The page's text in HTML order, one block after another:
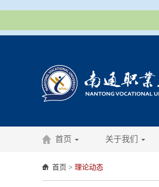
首页 关于我们
首页 > 理论动态